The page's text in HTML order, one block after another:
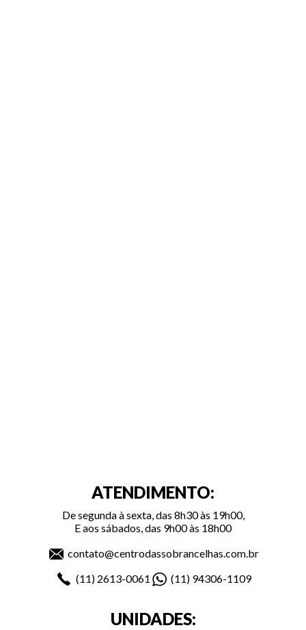
ATENDIMENTO:
De segunda à sexta, das 8h30 às 19h00,
E aos sábados, das 9h00 às 18h00
contato@centrodassobrancelhas.com.br
(11) 2613-0061 (11) 94306-1109
UNIDADES: